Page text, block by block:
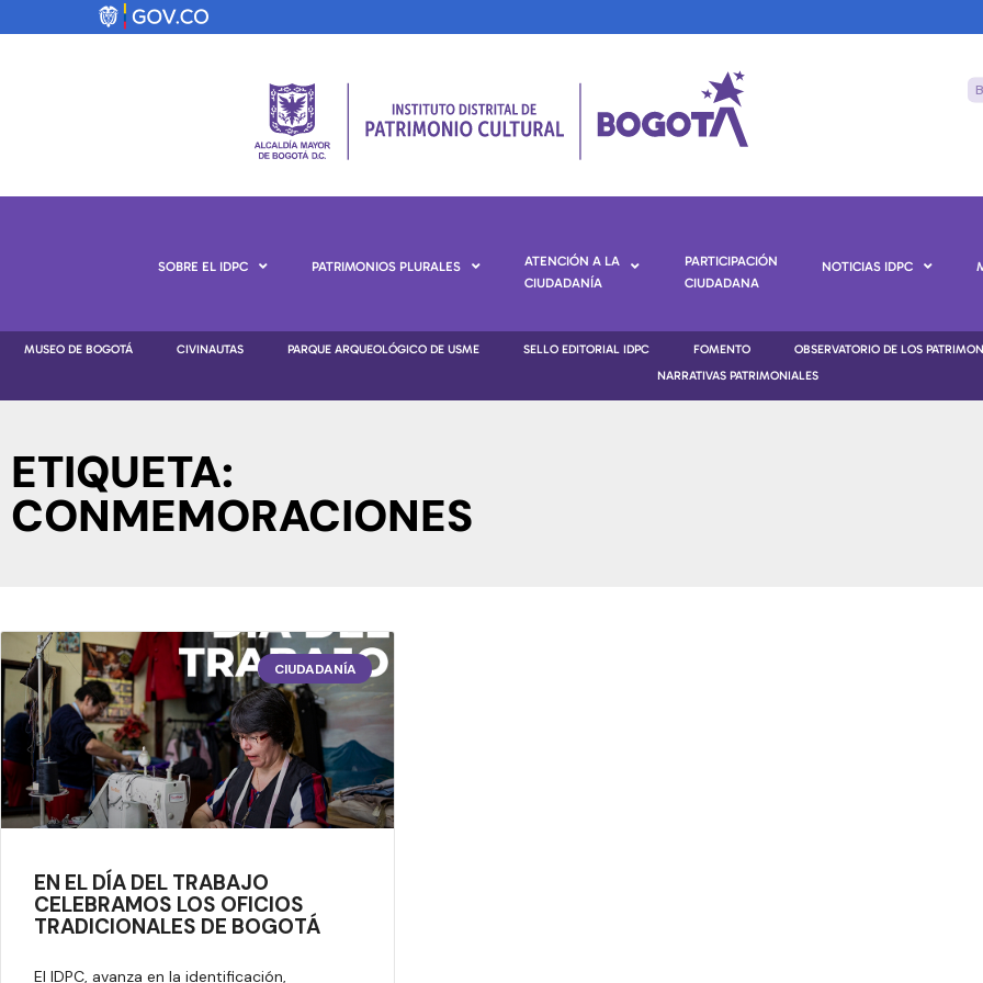
SOBRE EL IDPC PATRIMONIOS PLURALES
ATENCIÓN A LA
CIUDADANÍA
PARTICIPACIÓN
CIUDADANA
NOTICIAS IDPC
MUSEO DE BOGOTÁ CIVINAUTAS PARQUE ARQUEOLÓGICO DE USME SELLO EDITORIAL IDPC FOMENTO OBSERVATORIO DE LOS
NARRATIVAS PATRIMONIALES
ETIQUETA:
CONMEMORACIONES
CIUDADANÍA
EN EL DÍA DEL TRABAJO
CELEBRAMOS LOS OFICIOS
TRADICIONALES DE BOGOTÁ
El IDPC, avanza en la identificación,